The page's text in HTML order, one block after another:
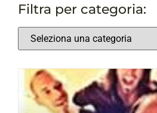
Filtra per categoria: